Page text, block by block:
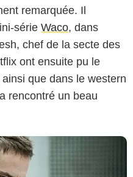
remarquée. Il
série Waco, dans
chef de la secte des
ont ensuite pu le
ainsi que dans le western
rencontré un beau